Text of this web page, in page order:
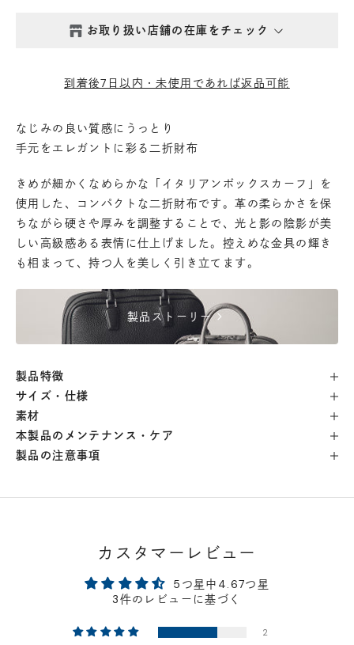
お取り扱い店舗の在庫をチェック
丸の内店 - 在庫 -△
渋谷店 - 在庫 -△
六本木店- 在庫 -×
日本橋店- 在庫 -△
自由が丘店- 在庫 -
横浜店
軽井澤工房店 - 在庫 -△
到着後7日以内・未使用であれば返品可能
なじみの良い質感にうっとり
手元をエレガントに彩る二折財布
きめが細かくなめらかな「イタリアンボックスカーフ」を
使用した、コンパクトな二折財布です。革の柔らかさを保
ちながら硬さや厚みを調整することで、光と影の陰影が美
しい高級感ある表情に仕上げました。控えめな金具の輝き
も相まって、持つ人を美しく引き立てます。
製品ストーリーchevron_right
製品特徴
サイズ・仕様
素材
本製品のメンテナンス・ケア
製品の注意事項
カスタマーレビュー
5つ星中4.67つ星
3件のレビューに基づく
2